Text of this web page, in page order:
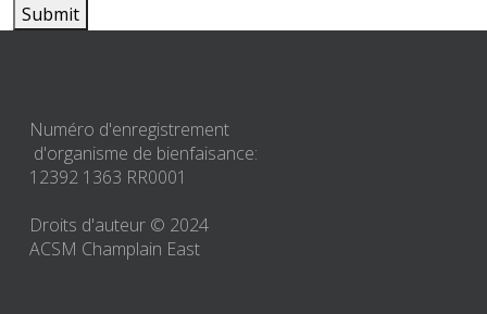
Submit
Numéro d'enregistrement
d'organisme de bienfaisance:
12392 1363 RR0001
Droits d'auteur © 2024
ACSM Champlain East